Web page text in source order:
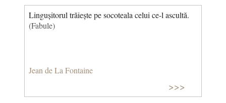
Lingușitorul trăiește pe socoteala celui ce-l ascultă.
(Fabule)
Jean de La Fontaine
>>>